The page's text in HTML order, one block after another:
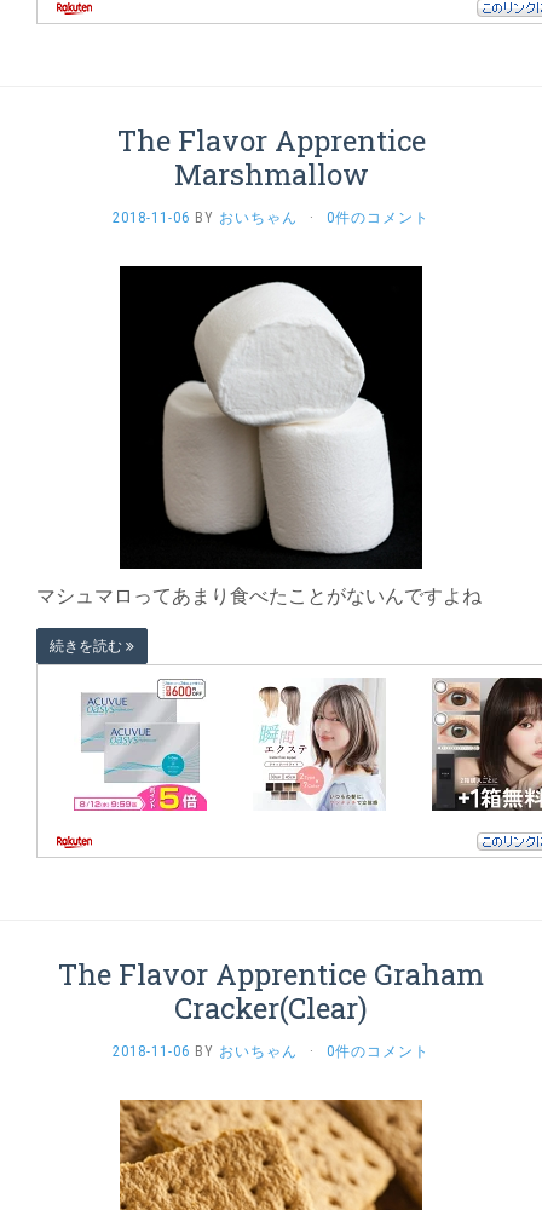
The Flavor Apprentice
Marshmallow
2018-11-06 BY おいちゃん · 0件のコメント
マシュマロってあまり食べたことがないんですよね
続きを読む
The Flavor Apprentice Graham
Cracker(Clear)
2018-11-06 BY おいちゃん · 0件のコメント